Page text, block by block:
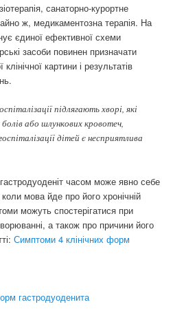
санаторно-курортне
ж, медикаментозна терапія. На
єдиної ефективної схеми
засоби повинен призначати
картини і результатів
підлягають хворі, які
або шлункових кровотеч,
дітей є несприятлива
часом може явно себе
мова йде про його хронічній
можуть спостерігатися при
а також про причини його
Симптоми 4 клінічних форм
гастродуоденита